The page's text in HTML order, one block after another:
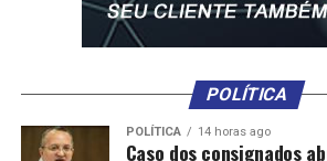
POLÍTICA
POLÍTICA 14 horas ago
Caso dos consignados